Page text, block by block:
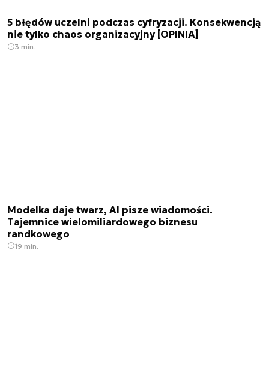
5 błędów uczelni podczas cyfryzacji. Konsekwencją
nie tylko chaos organizacyjny [OPINIA]
3 min.
Modelka daje twarz, AI pisze wiadomości.
Tajemnice wielomiliardowego biznesu
randkowego
19 min.